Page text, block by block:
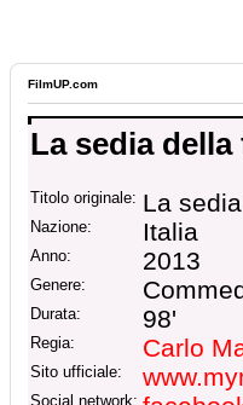
FilmUP.com
La sedia
Titolo originale: La
Nazione: Italia
Anno: 2013
Genere:
Durata: 98'
Regia: Carlo
Sito ufficiale:
Social network: